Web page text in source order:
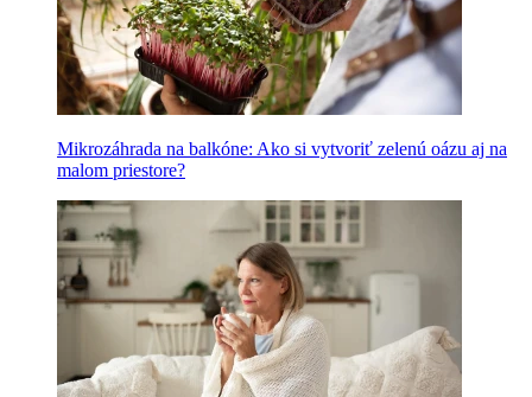
Mikrozáhrada na balkóne: Ako si vytvoriť zelenú oázu aj na
malom priestore?